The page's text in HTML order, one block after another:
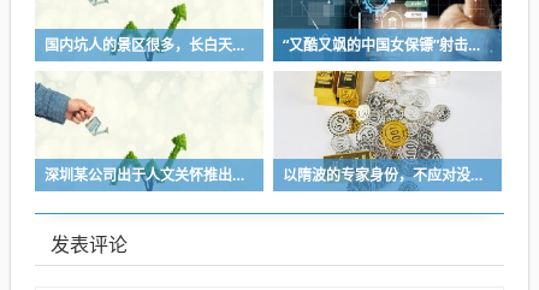
国内坑人的景区很多，长白天池只是其中被坑印象最深的那一个 “又酷又飒的中国女保镖”射击夺冠
深圳某公司出于人文关怀推出内部托管，结果无孩单身员工举报了，核心理由有两个 以隋波的专家身份，不应对没统一标准的口味指手画脚，依仗专家身份欺负一线厨师
发表评论